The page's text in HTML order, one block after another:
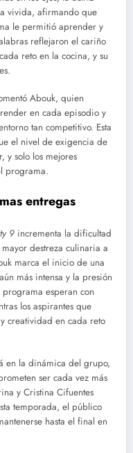
vivida, afirmando que
le permitió aprender y
reflejaron el cariño
reto en la cocina, y su
Abouk, quien
en cada episodio y
tan competitivo. Esta
el nivel de exigencia de
y solo los mejores
programa.
entregas
9 incrementa la dificultad
destreza culinaria a
marca el inicio de una
más intensa y la presión
esperan con
los aspirantes que
creatividad en cada reto
en la dinámica del grupo,
ser cada vez más
y Cristina Cifuentes
temporada, el público
hasta el final en